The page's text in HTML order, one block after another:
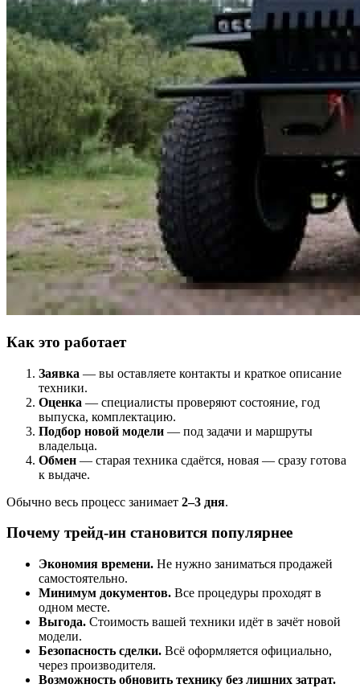
Как это работает
Заявка — вы оставляете контакты и краткое описание
техники.
Оценка — специалисты проверяют состояние, год
выпуска, комплектацию.
Подбор новой модели — под задачи и маршруты
владельца.
Обмен — старая техника сдаётся, новая — сразу готова
к выдаче.
Обычно весь процесс занимает 2–3 дня.
Почему трейд-ин становится популярнее
Экономия времени. Не нужно заниматься продажей
самостоятельно.
Минимум документов. Все процедуры проходят в
одном месте.
Выгода. Стоимость вашей техники идёт в зачёт новой
модели.
Безопасность сделки. Всё оформляется официально,
через производителя.
Возможность обновить технику без лишних затрат.